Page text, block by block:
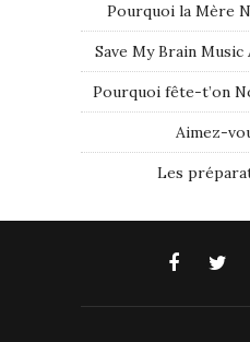
Pourquoi la Mère
Save My Brain
Pourquoi fête-t’on
Aimez-
Les